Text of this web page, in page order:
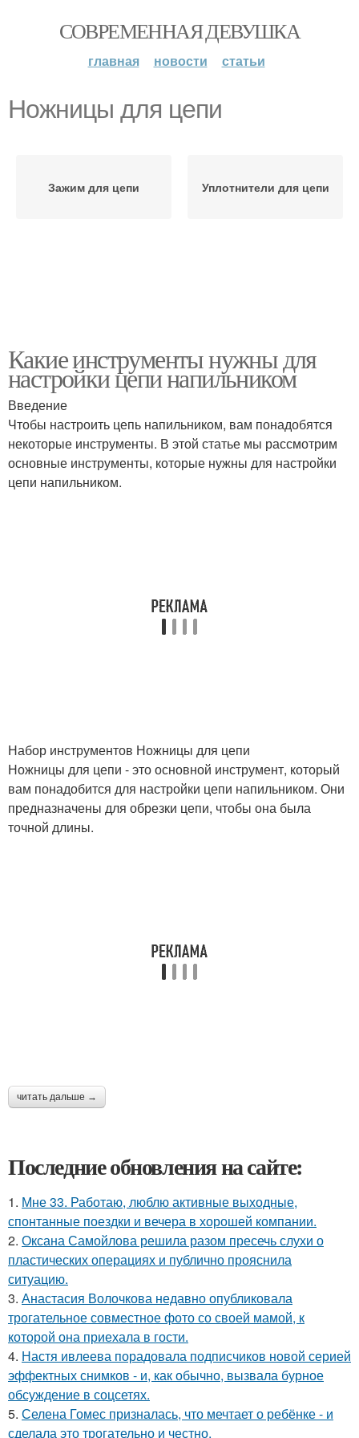
СОВРЕМЕННАЯ ДЕВУШКА
главная новости статьи
Ножницы для цепи
Зажим для цепи Уплотнители для цепи
Какие инструменты нужны для
настройки цепи напильником
Введение
Чтобы настроить цепь напильником, вам понадобятся
некоторые инструменты. В этой статье мы рассмотрим
основные инструменты, которые нужны для настройки
цепи напильником.
Набор инструментов Ножницы для цепи
Ножницы для цепи - это основной инструмент, который
вам понадобится для настройки цепи напильником. Они
предназначены для обрезки цепи, чтобы она была
точной длины.
читать дальше →
Последние обновления на сайте:
1. Мне 33. Работаю, люблю активные выходные,
спонтанные поездки и вечера в хорошей компании.
2. Оксана Самойлова решила разом пресечь слухи о
пластических операциях и публично прояснила
ситуацию.
3. Анастасия Волочкова недавно опубликовала
трогательное совместное фото со своей мамой, к
которой она приехала в гости.
4. Настя ивлеева порадовала подписчиков новой серией
эффектных снимков - и, как обычно, вызвала бурное
обсуждение в соцсетях.
5. Селена Гомес призналась, что мечтает о ребёнке - и
сделала это трогательно и честно.